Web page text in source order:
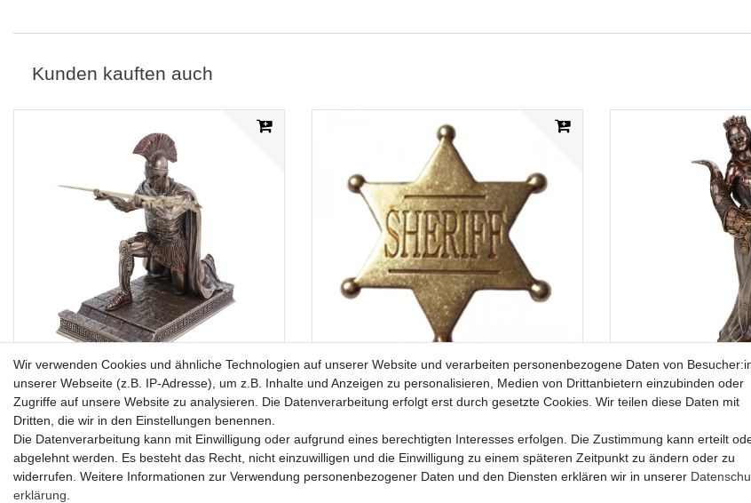
Kunden kauften auch
Brieföffner Zenturio Statue bronziert –
Antike Römerfigur mit losem Schwert als
Brieföffner & Stifthalter – Veronese Serie –
Handbemalt, Polyresin mit Bronzeüberzug –
Edles Büro-Accessoire
Denix US Sheriff Stern aus Metall – 5 cm
Cowboy- & Kostümaccessoire
11,99 € *
Fortuna Statue
Göttin des Glücks &
Hochwertige
Mythologie
Wohnzimmer,
Wir verwenden Cookies und ähnliche Technologien auf unserer Website und verarbeiten personenbezogene Daten von
unserer Webseite (z.B. IP-Adresse), um z.B. Inhalte und Anzeigen zu personalisieren, Medien von Drittanbietern einzubinden oder
Zugriffe auf unsere Website zu analysieren. Die Datenverarbeitung erfolgt erst durch gesetzte Cookies. Wir teilen diese Daten mit
Dritten, die wir in den Einstellungen benennen.
Die Datenverarbeitung kann mit Einwilligung oder aufgrund eines berechtigten Interesses erfolgen. Die Zustimmung kann erteilt
abgelehnt werden. Es besteht das Recht, nicht einzuwilligen und die Einwilligung zu einem späteren Zeitpunkt zu ändern oder zu
widerrufen. Weitere Informationen zur Verwendung personenbezogener Daten und den Diensten erklären wir in unserer
erklärung